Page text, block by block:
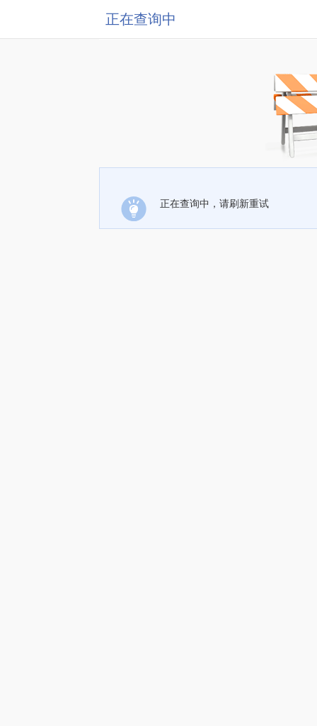
正在查询中
正在查询中，请刷新重试